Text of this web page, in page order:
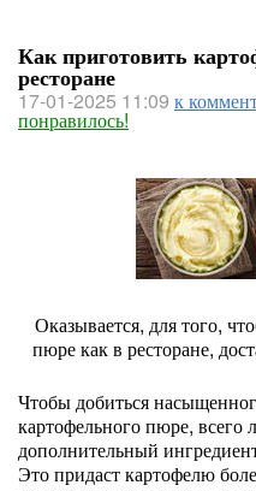
Как приготовить
ресторане
17-01-2025 11:09 к
понравилось!
Оказывается, для того,
пюре как в ресторане,
Чтобы добиться
картофельного пюре,
дополнительный
Это придаст картофелю